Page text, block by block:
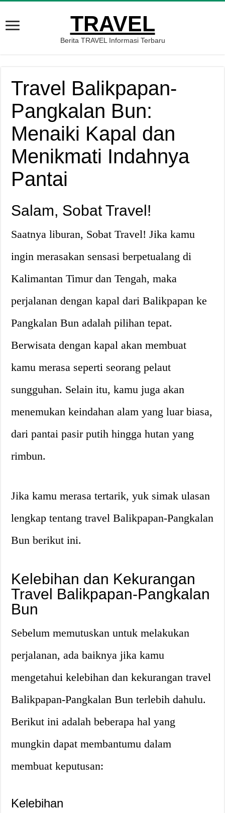
TRAVEL
Berita TRAVEL Informasi Terbaru
Travel Balikpapan-
Pangkalan Bun:
Menaiki Kapal dan
Menikmati Indahnya
Pantai
Salam, Sobat Travel!
Saatnya liburan, Sobat Travel! Jika kamu
ingin merasakan sensasi berpetualang di
Kalimantan Timur dan Tengah, maka
perjalanan dengan kapal dari Balikpapan ke
Pangkalan Bun adalah pilihan tepat.
Berwisata dengan kapal akan membuat
kamu merasa seperti seorang pelaut
sungguhan. Selain itu, kamu juga akan
menemukan keindahan alam yang luar biasa,
dari pantai pasir putih hingga hutan yang
rimbun.
Jika kamu merasa tertarik, yuk simak ulasan
lengkap tentang travel Balikpapan-Pangkalan
Bun berikut ini.
Kelebihan dan Kekurangan
Travel Balikpapan-Pangkalan
Bun
Sebelum memutuskan untuk melakukan
perjalanan, ada baiknya jika kamu
mengetahui kelebihan dan kekurangan travel
Balikpapan-Pangkalan Bun terlebih dahulu.
Berikut ini adalah beberapa hal yang
mungkin dapat membantumu dalam
membuat keputusan:
Kelebihan